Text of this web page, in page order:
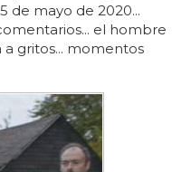
de mayo de 2020...
el hombre
gritos... momentos